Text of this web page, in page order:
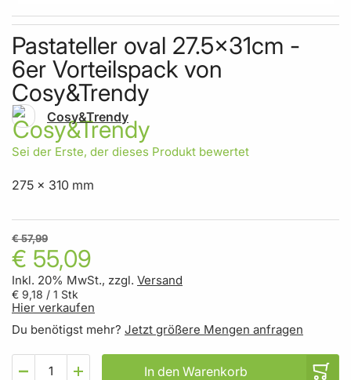
Skip to the beginning of the images gallery
Pastateller oval 27.5x31cm -
6er Vorteilspack von
Cosy&Trendy
Cosy&Trendy
Sei der Erste, der dieses Produkt bewertet
275 x 310 mm
€ 55,09
€ 57,99
Inkl. 20% MwSt., zzgl. Versand
€ 9,18 / 1 Stk
Hier verkaufen
Du benötigst mehr? Jetzt größere Mengen anfragen
In den Warenkorb